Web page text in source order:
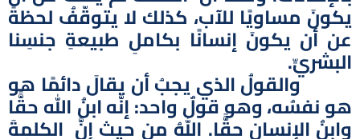
يكونَ مساويًا للآب، كذلك لا يتوقّفُ لحظةً
عن أن يكونَ إنسانًا بكاملِ طبيعةِ جنسِنا
البشريِّ.
والقولُ الذي يجبُ أن يقالَ دائمًا هو
هو نفسُه، وهو قولٌ واحد: إنَّه ابنُ الله حقًّا
وابنُ الإنسان حقًّا. اللهُ من حيث إنَّ الكلمةَ